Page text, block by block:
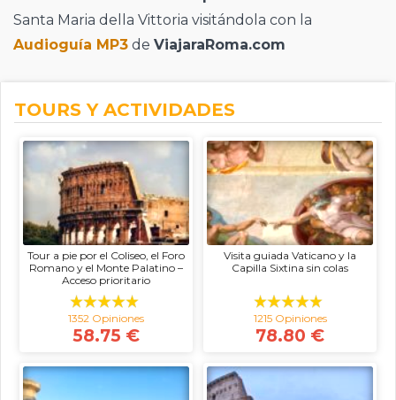
Santa Maria della Vittoria visitándola con la
Audioguía MP3 de ViajaraRoma.com
TOURS Y ACTIVIDADES
Tour a pie por el Coliseo, el Foro
Romano y el Monte Palatino –
Acceso prioritario
1352 Opiniones
58.75 €
Visita guiada Vaticano y la
Capilla Sixtina sin colas
1215 Opiniones
78.80 €